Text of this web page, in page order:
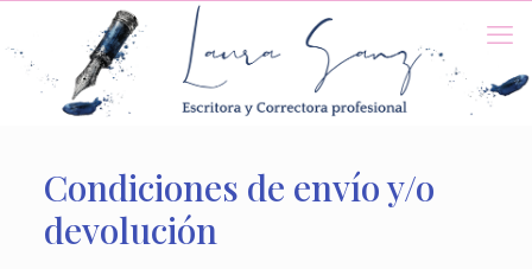
Condiciones de envío y/o
devolución